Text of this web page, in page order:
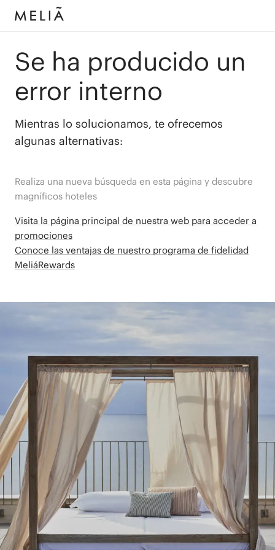
Se ha producido un
error interno
Mientras lo solucionamos, te ofrecemos
algunas alternativas:
Realiza una nueva búsqueda en esta página y descubre
magníficos hoteles
Visita la página principal de nuestra web para acceder a
promociones
Conoce las ventajas de nuestro programa de fidelidad
MeliáRewards